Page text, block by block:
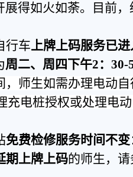
展得如火如荼。目前
行车上牌上码服务已
周二、周四下午2：30-
，师生如需办理电动
充电桩授权或处理电
免费检修服务时间不变
期上牌上码的师生，请